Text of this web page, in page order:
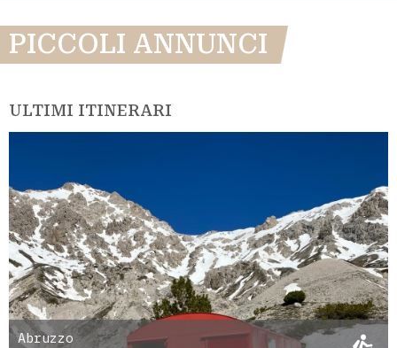
PICCOLI ANNUNCI
ULTIMI ITINERARI
Abruzzo